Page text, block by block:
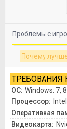
Проблемы с
Почему
ТРЕБОВАНИЯ
ОС: Windows: 7,
Процессор:
Оперативная
Видеокарта: